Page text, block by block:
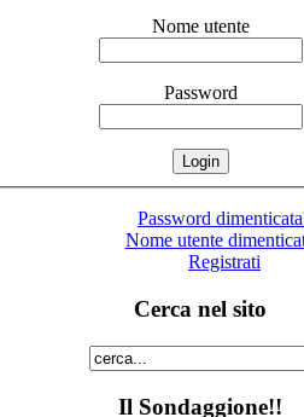
Nome utente
Password
Password
Nome utente
Registrati
Cerca nel sito
Il Sondaggione!!